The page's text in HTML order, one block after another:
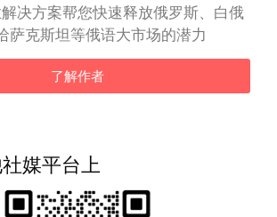
决方案帮您快速释放俄罗斯、白俄
萨克斯坦等俄语大市场的潜力
了解作者
媒平台上